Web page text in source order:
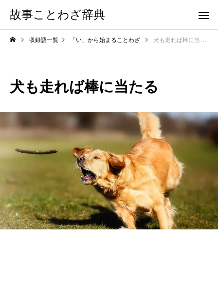
故事ことわざ辞典
収録語一覧 「い」から始まることわざ 犬も走れば棒に当たる
犬も走れば棒に当たる